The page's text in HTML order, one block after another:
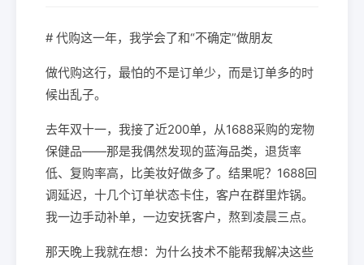
# 代购这一年，我学会了和“不确定”做朋友
做代购这行，最怕的不是订单少，而是订单多的时
候出乱子。
去年双十一，我接了近200单，从1688采购的宠物
保健品——那是我偶然发现的蓝海品类，退货率
低、复购率高，比美妆好做多了。结果呢？1688回
调延迟，十几个订单状态卡住，客户在群里炸锅。
我一边手动补单，一边安抚客户，熬到凌晨三点。
那天晚上我就在想：为什么技术不能帮我解决这些